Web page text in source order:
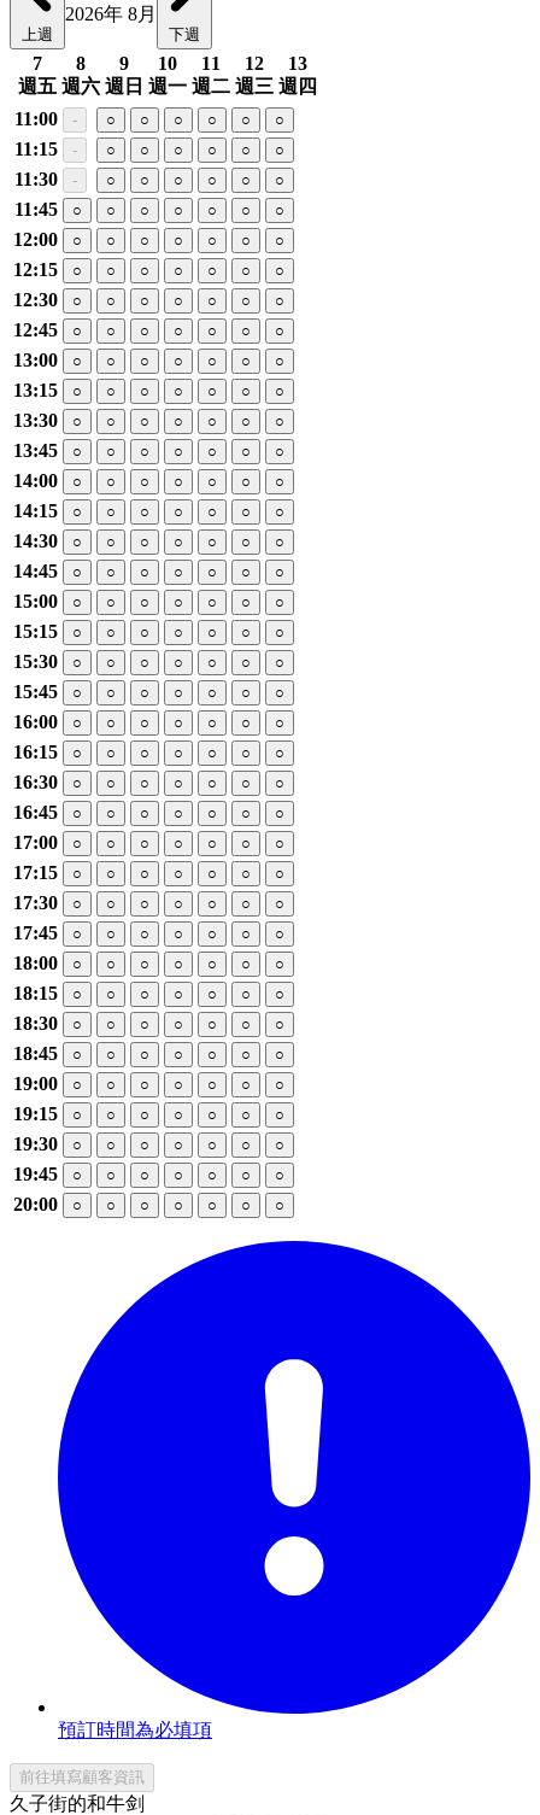
上週
2026年 8月
下週
7
週五
8
週六
9
週日
10
週一
11
週二
12
週三
13
週四
11:00
- ○ ○ ○ ○ ○ ○
11:15 - ○ ○ ○ ○ ○ ○
11:30 - ○ ○ ○ ○ ○ ○
11:45 ○ ○ ○ ○ ○ ○ ○
12:00 ○ ○ ○ ○ ○ ○ ○
12:15 ○ ○ ○ ○ ○ ○ ○
12:30 ○ ○ ○ ○ ○ ○ ○
12:45 ○ ○ ○ ○ ○ ○ ○
13:00 ○ ○ ○ ○ ○ ○ ○
13:15 ○ ○ ○ ○ ○ ○ ○
13:30 ○ ○ ○ ○ ○ ○ ○
13:45 ○ ○ ○ ○ ○ ○ ○
14:00 ○ ○ ○ ○ ○ ○ ○
14:15 ○ ○ ○ ○ ○ ○ ○
14:30 ○ ○ ○ ○ ○ ○ ○
14:45 ○ ○ ○ ○ ○ ○ ○
15:00 ○ ○ ○ ○ ○ ○ ○
15:15 ○ ○ ○ ○ ○ ○ ○
15:30 ○ ○ ○ ○ ○ ○ ○
15:45 ○ ○ ○ ○ ○ ○ ○
16:00 ○ ○ ○ ○ ○ ○ ○
16:15 ○ ○ ○ ○ ○ ○ ○
16:30 ○ ○ ○ ○ ○ ○ ○
16:45 ○ ○ ○ ○ ○ ○ ○
17:00 ○ ○ ○ ○ ○ ○ ○
17:15 ○ ○ ○ ○ ○ ○ ○
17:30 ○ ○ ○ ○ ○ ○ ○
17:45 ○ ○ ○ ○ ○ ○ ○
18:00 ○ ○ ○ ○ ○ ○ ○
18:15 ○ ○ ○ ○ ○ ○ ○
18:30 ○ ○ ○ ○ ○ ○ ○
18:45 ○ ○ ○ ○ ○ ○ ○
19:00 ○ ○ ○ ○ ○ ○ ○
19:15 ○ ○ ○ ○ ○ ○ ○
19:30 ○ ○ ○ ○ ○ ○ ○
19:45 ○ ○ ○ ○ ○ ○ ○
20:00 ○ ○ ○ ○ ○ ○ ○
預訂時間為必填項
前往填寫顧客資訊
久子街的和牛剑